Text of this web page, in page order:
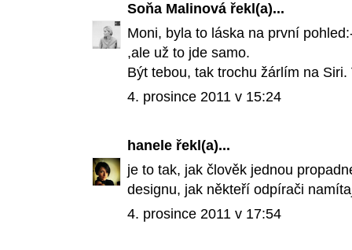
Soňa Malinová řekl(a)...
Moni, byla to láska na první
,ale už to jde samo.
Být tebou, tak trochu žárlím na
4. prosince 2011 v 15:24
hanele řekl(a)...
je to tak, jak člověk jednou
designu, jak někteří odpírači
4. prosince 2011 v 17:54